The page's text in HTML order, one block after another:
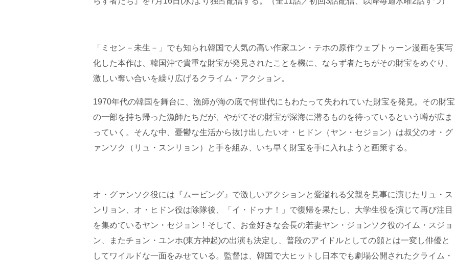
「ミセン－未生－」でも知られ韓国で人気の高い作家ユン・テホの原作ウェブトゥーン漫画を実写
化した本作は、韓国沖で貴重な財宝が発見されたことを機に、ならず者たちがその財宝をめぐり、
激しい奪い合いを繰り広げるクライム・アクション。
1970年代の韓国を舞台に、漁師が海の底で何世代にもわたって失われていた財宝を発見。その財宝
の一部を持ち帰った漁師たちだが、やがてその財宝が深海に潜るものを待っているという噂が広ま
っていく。そんな中、憂鬱な生活から抜け出したいオ・ヒドン（ヤン・セジョン）は叔父のオ・グ
ァンソク（リュ・スンリョン）と手を組み、いち早く財宝を手に入れようと画策する。
オ・グァンソク役には『ムービング』で激しいアクションと愛溢れる父親を見事に演じたリュ・ス
ンリョン、オ・ヒドン役は除隊後、「イ・ドゥナ！」で復帰を果たし、大学生役を演じて再び注目
を集めているヤン・セジョン！そして、お金好きな会長の若妻ヤン・ジョンソク役のイム・スジョ
ン、またチョン・ユンホ(東方神起)の出演も決定し、普段のアイドルとしての顔とは一変し俳優と
してワイルドな一面をみせている。監督は、韓国で大ヒットし日本でも劇場公開されたクライム・